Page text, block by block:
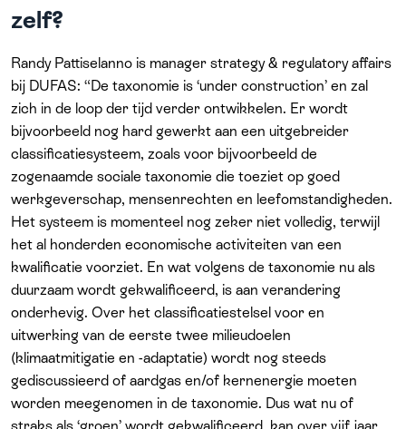
zelf?
Randy Pattiselanno is manager strategy & regulatory affairs
bij DUFAS: “De taxonomie is ‘under construction’ en zal
zich in de loop der tijd verder ontwikkelen. Er wordt
bijvoorbeeld nog hard gewerkt aan een uitgebreider
classificatiesysteem, zoals voor bijvoorbeeld de
zogenaamde sociale taxonomie die toeziet op goed
werkgeverschap, mensenrechten en leefomstandigheden.
Het systeem is momenteel nog zeker niet volledig, terwijl
het al honderden economische activiteiten van een
kwalificatie voorziet. En wat volgens de taxonomie nu als
duurzaam wordt gekwalificeerd, is aan verandering
onderhevig. Over het classificatiestelsel voor en
uitwerking van de eerste twee milieudoelen
(klimaatmitigatie en -adaptatie) wordt nog steeds
gediscussieerd of aardgas en/of kernenergie moeten
worden meegenomen in de taxonomie. Dus wat nu of